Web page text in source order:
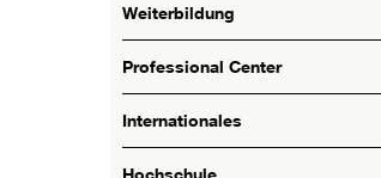
Weiterbildung
Professional Center
Internationales
Hochschule